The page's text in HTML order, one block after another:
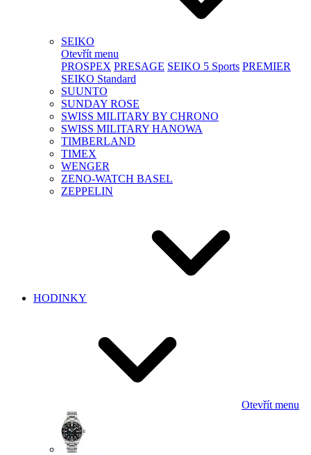
SEIKO
Otevřít menu
PROSPEX PRESAGE SEIKO 5 Sports PREMIER
SEIKO Standard
SUUNTO
SUNDAY ROSE
SWISS MILITARY BY CHRONO
SWISS MILITARY HANOWA
TIMBERLAND
TIMEX
WENGER
ZENO-WATCH BASEL
ZEPPELIN
HODINKY
Otevřít menu